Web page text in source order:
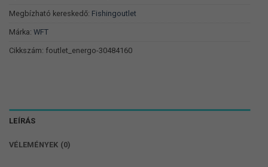
Megbízható kereskedő: Fishingoutlet
Márka: WFT
Cikkszám: foutlet_energo-30484160
LEÍRÁS
VÉLEMÉNYEK (0)